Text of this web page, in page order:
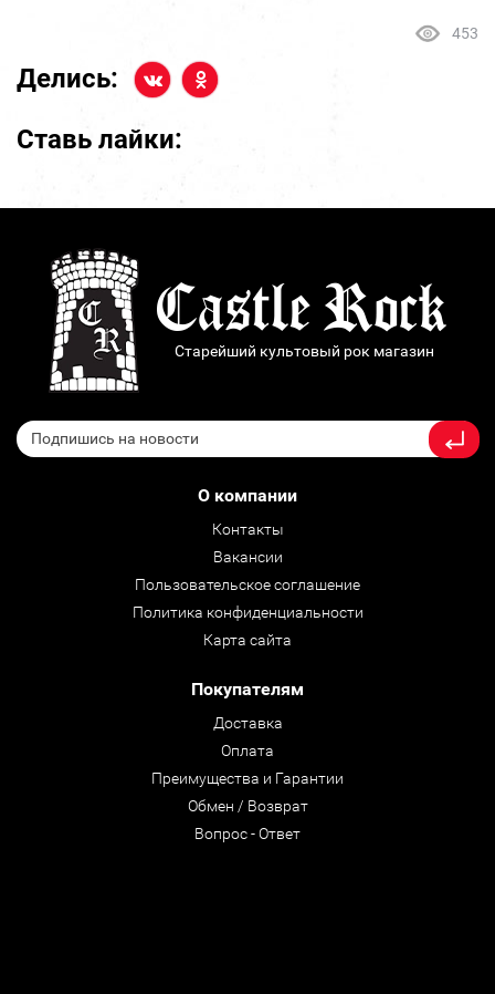
453
Делись:
Ставь лайки:
Старейший культовый рок магазин
О компании
Контакты
Вакансии
Пользовательское соглашение
Политика конфиденциальности
Карта сайта
Покупателям
Доставка
Оплата
Преимущества и Гарантии
Обмен / Возврат
Вопрос - Ответ